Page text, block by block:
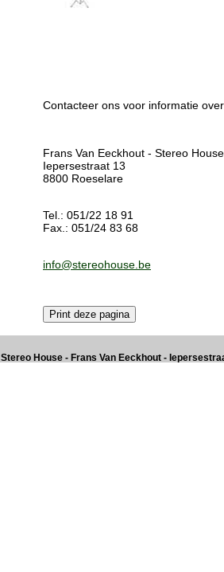
Contacteer ons voor informatie
Frans Van Eeckhout - Stereo House
Iepersestraat 13
8800 Roeselare
Tel.: 051/22 18 91
Fax.: 051/24 83 68
info@stereohouse.be
Stereo House - Frans Van Eeckhout -